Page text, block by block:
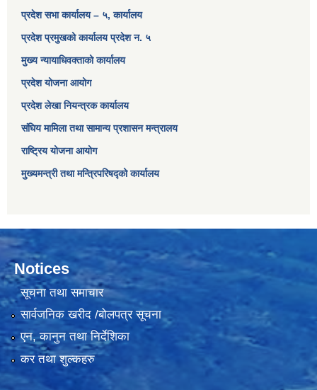
प्रदेश सभा कार्यालय – ५, कार्यालय
प्रदेश प्रमुखको कार्यालय प्रदेश न. ५
मुख्य न्यायाधिवक्ताको कार्यालय
प्रदेश योजना आयोग
प्रदेश लेखा नियन्त्रक कार्यालय
संघिय मामिला तथा सामान्य प्रशासन मन्त्रालय
राष्ट्रिय योजना आयोग
मुख्यमन्त्री तथा मन्त्रिपरिषद्को कार्यालय
Notices
सूचना तथा समाचार
सार्वजनिक खरीद /बोलपत्र सूचना
एन, कानुन तथा निर्देशिका
कर तथा शुल्कहरु